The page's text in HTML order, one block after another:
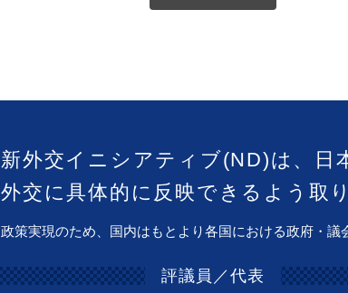
新外交イニシアティブ(ND)は、日
外交に具体的に反映できるよう取
政策実現のため、国内はもとより各国における政府・議
評議員／代表